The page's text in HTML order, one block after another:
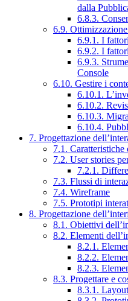
dalla
6.8.3.
6.9.
6.9.1. I fattori
6.9.2. I fattori
6.9.3.
Console
6.10. Gestire i
6.10.1.
6.10.2.
6.10.3.
6.10.4.
7. Progettazione
7.1. Caratteristiche
7.2. User stories
7.2.1.
7.3. Flussi di
7.4. Wireframe
7.5. Prototipi
8. Progettazione
8.1. Obiettivi
8.2. Elementi
8.2.1.
8.2.2.
8.2.3.
8.3. Progettare e
8.3.1.